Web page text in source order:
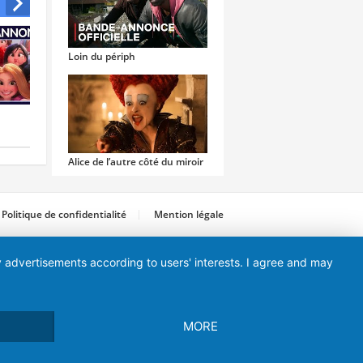
Charlie et la
Chocolaterie
Black Phone
Loin du périph
Alice de l’autre côté du miroir
Ad Astra
Politique de confidentialité Mention légale
according to users' interests. I agree and may
MORE